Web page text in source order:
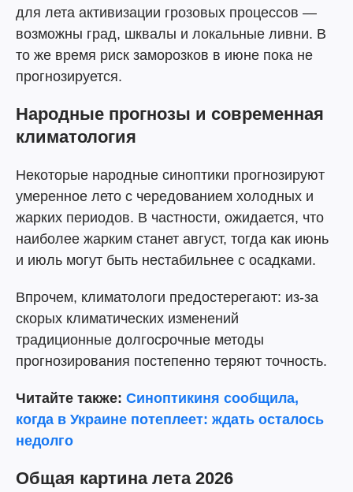
для лета активизации грозовых процессов —
возможны град, шквалы и локальные ливни. В
то же время риск заморозков в июне пока не
прогнозируется.
Народные прогнозы и современная
климатология
Некоторые народные синоптики прогнозируют
умеренное лето с чередованием холодных и
жарких периодов. В частности, ожидается, что
наиболее жарким станет август, тогда как июнь
и июль могут быть нестабильнее с осадками.
Впрочем, климатологи предостерегают: из-за
скорых климатических изменений
традиционные долгосрочные методы
прогнозирования постепенно теряют точность.
Читайте также: Синоптикиня сообщила,
когда в Украине потеплеет: ждать осталось
недолго
Общая картина лета 2026